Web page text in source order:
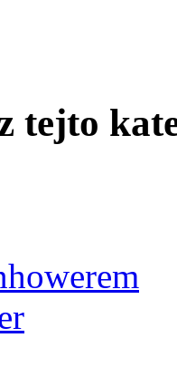
tejto